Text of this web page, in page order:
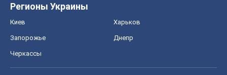
Регионы Украины
Киев Харьков
Запорожье Днепр
Черкассы